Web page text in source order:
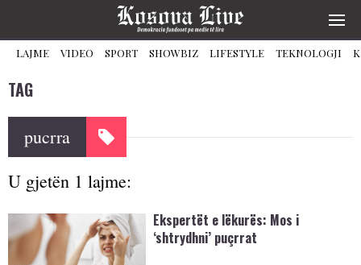
LAJME VIDEO SPORT SHOWBIZ LIFESTYLE TEKNOLOGJI
TAG
pucrra
U gjetën 1 lajme:
Ekspertët e lëkurës: Mos i
‘shtrydhni’ puçrrat